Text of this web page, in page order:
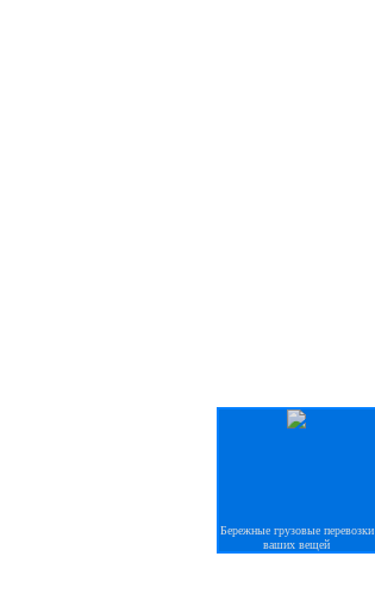
Бережные грузовые перевозки
ваших вещей